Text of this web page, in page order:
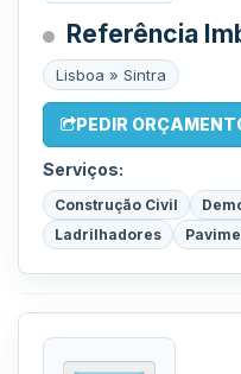
Referência
Lisboa » Sintra
PEDIR
Serviços:
Construção Civil
Ladrilhadores